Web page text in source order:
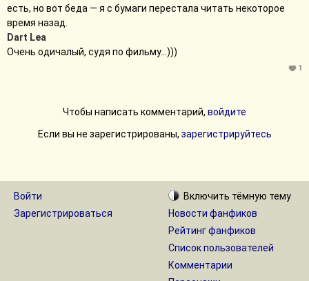
есть, но вот беда — я с бумаги перестала читать некоторое
время назад.
Dart Lea
Очень одичалый, судя по фильму…)))
1
Чтобы написать комментарий, войдите
Если вы не зарегистрированы, зарегистрируйтесь
Войти
Зарегистрироваться
Включить тёмную тему
Новости фанфиков
Рейтинг фанфиков
Список пользователей
Комментарии